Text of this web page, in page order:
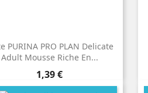
PURINA PRO PLAN Delicate
Adult Mousse Riche En...
Prix
1,39 €